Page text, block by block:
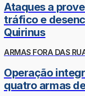
Ataques a
tráfico e
Quirinus
ARMAS FORA DAS
Operação
quatro armas